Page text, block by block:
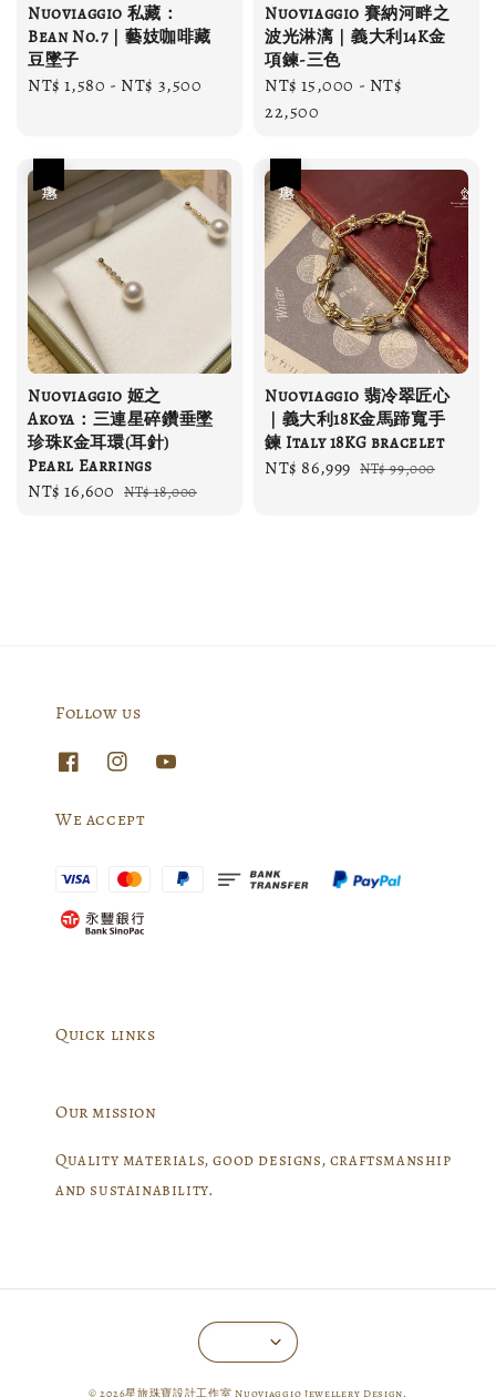
Nuoviaggio 私藏：
Bean No.7｜藝妓咖啡藏
豆墜子
Regular
NT$ 1,580 - NT$ 3,500
Nuoviaggio 賽納河畔之
波光淋漓｜義大利14K金
項鍊-三色
Regular
price
NT$ 15,000 - NT$
22,500
Nuoviaggio 姬之
Akoya：三連星碎鑽垂墜
珍珠K金耳環(耳針)
Pearl Earrings
Sale
NT$ 16,600 Regular
NT$ 18,000
Nuoviaggio 翡冷翠匠心
｜義大利18K金馬蹄寬手
鍊 Italy 18KG bracelet
Sale
NT$ 86,999 Regular
NT$ 99,000
Follow us
We accept
Quick links
Our mission
Quality materials, good designs, craftsmanship
and sustainability.
© 2026星旅珠寶設計工作室 Nuoviaggio Jewellery Design.